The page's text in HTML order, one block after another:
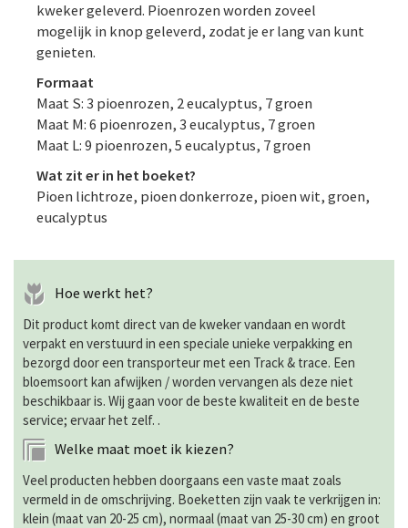
kweker geleverd. Pioenrozen worden zoveel
mogelijk in knop geleverd, zodat je er lang van kunt
genieten.
Formaat
Maat S: 3 pioenrozen, 2 eucalyptus, 7 groen
Maat M: 6 pioenrozen, 3 eucalyptus, 7 groen
Maat L: 9 pioenrozen, 5 eucalyptus, 7 groen
Wat zit er in het boeket?
Pioen lichtroze, pioen donkerroze, pioen wit, groen,
eucalyptus
Hoe werkt het?
Dit product komt direct van de kweker vandaan en wordt
verpakt en verstuurd in een speciale unieke verpakking en
bezorgd door een transporteur met een Track & trace. Een
bloemsoort kan afwijken / worden vervangen als deze niet
beschikbaar is. Wij gaan voor de beste kwaliteit en de beste
service; ervaar het zelf. .
Welke maat moet ik kiezen?
Veel producten hebben doorgaans een vaste maat zoals
vermeld in de omschrijving. Boeketten zijn vaak te verkrijgen in:
klein (maat van 20-25 cm), normaal (maat van 25-30 cm) en groot